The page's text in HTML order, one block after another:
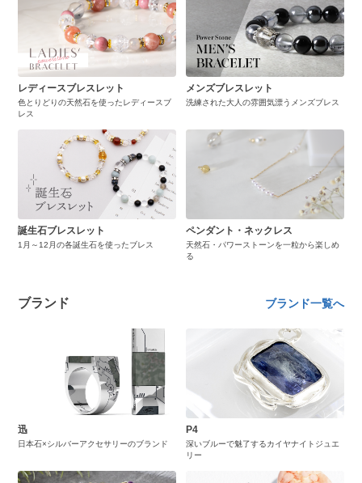
レディースブレスレット
色とりどりの天然石を使ったレディースブ
レス
メンズブレスレット
洗練された大人の雰囲気漂うメンズブレス
誕生石ブレスレット
1月～12月の各誕生石を使ったブレス
ペンダント・ネックレス
天然石・パワーストーンを一粒から楽しめ
る
ブランド ブランド一覧へ
迅
日本石×シルバーアクセサリーのブランド
P4
深いブルーで魅了するカイヤナイトジュエ
リー